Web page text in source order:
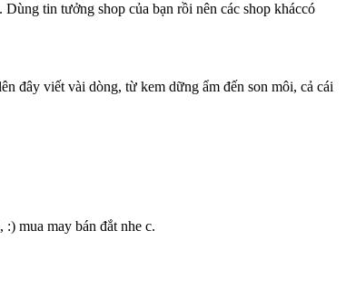
tin tưởng shop của bạn rồi nên các shop kháccó
đây viết vài dòng, từ kem dững ẩm đến son môi, cả cái
mua may bán đắt nhe c.